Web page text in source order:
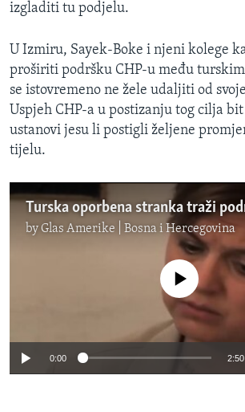
izgladiti tu podjelu.
U Izmiru, Sayek-Boke i njeni kolege
proširiti podršku CHP-u među
se istovremeno ne žele udaljiti od
Uspjeh CHP-a u postizanju tog cilja
ustanovi jesu li postigli željene
tijelu.
byGlas Amerike | Bosna i Hercegovina
No media source currently
0:00 2:50